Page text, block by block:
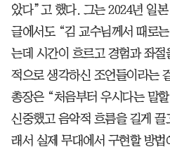
았다”고 했다. 그는 2024년 일
글에서도 “김 교수님께서 때로
는데 시간이 흐르고 경험과 좌
적으로 생각하신 조언들이라는
총장은 “처음부터 우시다는 말
신중했고 음악적 흐름을 길게
래서 실제 무대에서 구현할 방